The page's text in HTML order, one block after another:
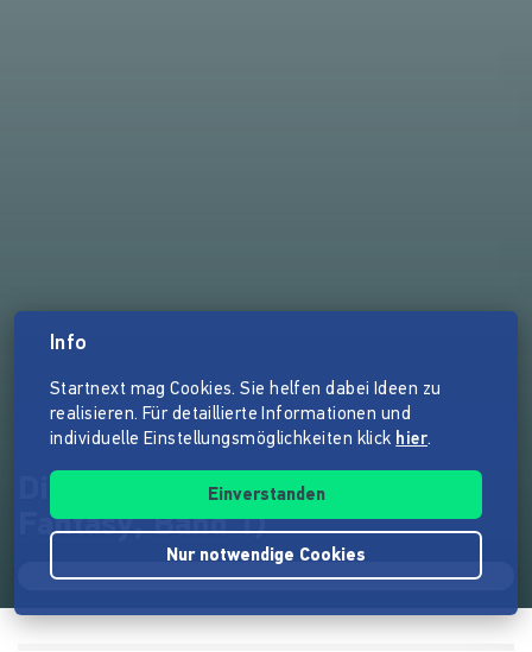
Die Lehre des Feuers (High
Fantasy, Band 1)
Info
Startnext mag Cookies. Sie helfen dabei Ideen zu
realisieren. Für detaillierte Informationen und
individuelle Einstellungsmöglichkeiten klick hier.
Einverstanden
Nur notwendige Cookies